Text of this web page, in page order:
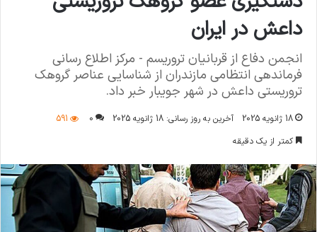
داعش در ایران
انجمن دفاع از قربانیان تروریسم - مرکز اطلاع رسانی
فرماندهی انتظامی مازندران از شناسایی عناصر گروهک
تروریستی داعش در شهر جویبار خبر داد.
18 ژانویه 2025 آخرین به روز رسانی: 18 ژانویه 2025 0
591
کمتر از یک دقیقه